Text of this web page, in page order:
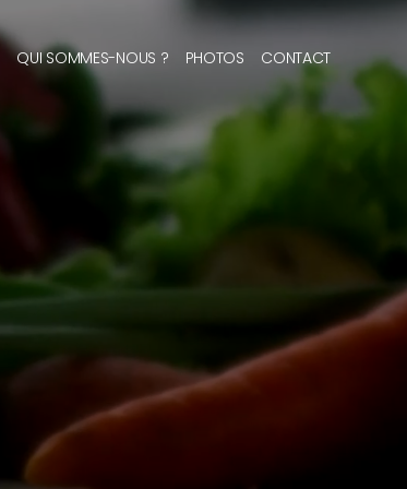
QUI SOMMES-NOUS ? PHOTOS CONTACT